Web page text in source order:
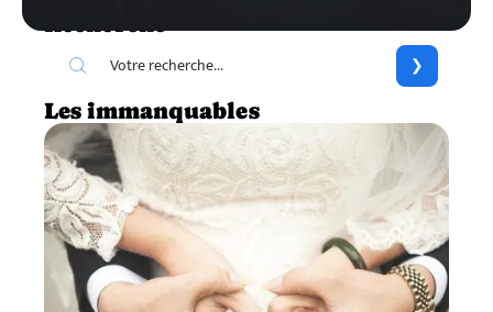
Les immanquables